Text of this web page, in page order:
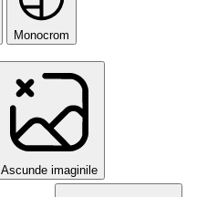
Monocrom
Ascunde imaginile